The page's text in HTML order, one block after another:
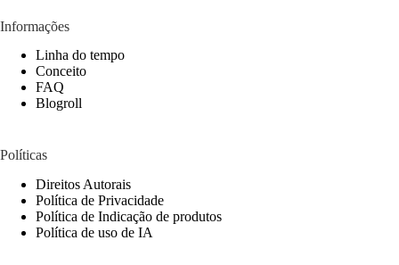
Informações
Linha do tempo
Conceito
FAQ
Blogroll
Políticas
Direitos Autorais
Política de Privacidade
Política de Indicação de produtos
Política de uso de IA